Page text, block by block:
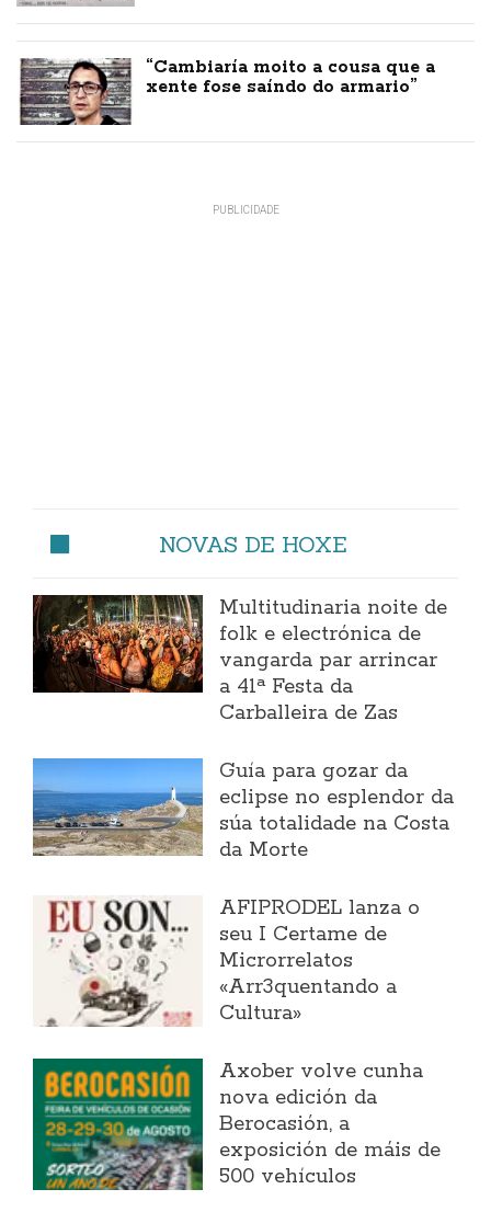
“Cambiaría moito a cousa que a
xente fose saíndo do armario”
NOVAS DE HOXE
Multitudinaria noite de
folk e electrónica de
vangarda par arrincar
a 41ª Festa da
Carballeira de Zas
Guía para gozar da
eclipse no esplendor da
súa totalidade na Costa
da Morte
AFIPRODEL lanza o
seu I Certame de
Microrrelatos
«Arr3quentando a
Cultura»
Axober volve cunha
nova edición da
Berocasión, a
exposición de máis de
500 vehículos